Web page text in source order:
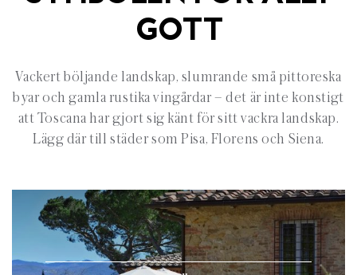
GOTT
Vackert böljande landskap, slumrande små pittoreska
byar och gamla rustika vingårdar – det är inte konstigt
att Toscana har gjort sig känt för sitt vackra landskap.
Lägg där till städer som Pisa, Florens och Siena.